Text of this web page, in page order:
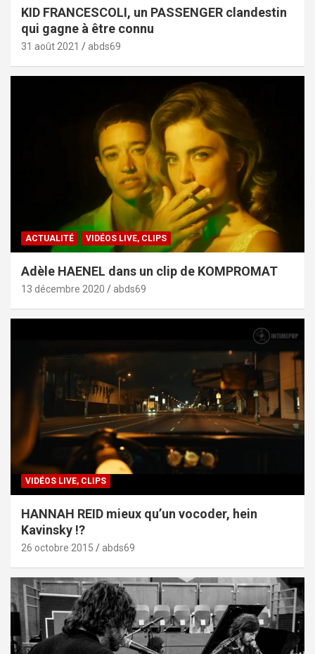
KID FRANCESCOLI, un PASSENGER clandestin
qui gagne à être connu
31 août 2021 abds69
ACTUALITÉ VIDÉOS LIVE, CLIPS
Adèle HAENEL dans un clip de KOMPROMAT
13 décembre 2020 abds69
VIDÉOS LIVE, CLIPS
HANNAH REID mieux qu’un vocoder, hein
Kavinsky !?
26 octobre 2015 abds69